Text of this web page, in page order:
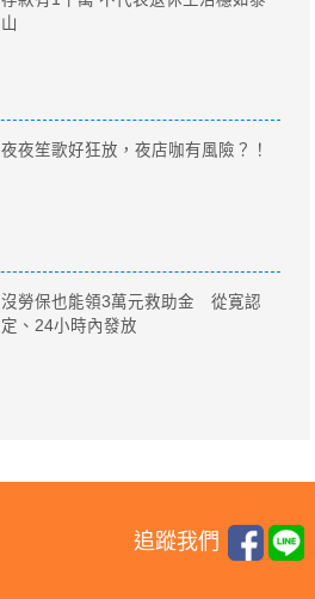
山
夜夜笙歌好狂放，夜店咖有風險？！
沒勞保也能領3萬元救助金 從寛認
定、24小時內發放
追蹤我們